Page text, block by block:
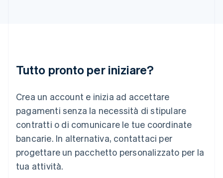
Tutto pronto per iniziare?
Crea un account e inizia ad accettare
pagamenti senza la necessità di stipulare
contratti o di comunicare le tue coordinate
bancarie. In alternativa, contattaci per
progettare un pacchetto personalizzato per la
tua attività.
Lettonia
English
DeutschEnglish
Lituania
Français DeutschEnglish
Malaysia
English 简体中文
Malta